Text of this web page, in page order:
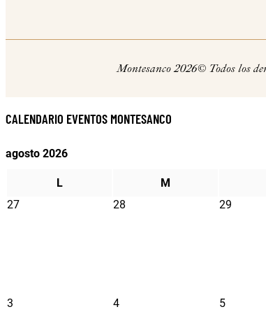
Montesanco 2026© Todos los
CALENDARIO EVENTOS MONTESANCO
agosto 2026
L M
27
28 29
3 4 5